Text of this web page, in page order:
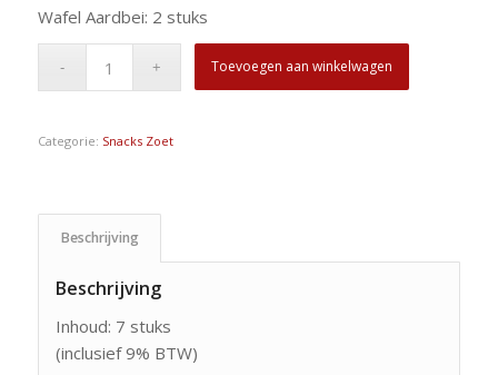
Wafel Aardbei: 2 stuks
Toevoegen aan winkelwagen
Categorie: Snacks Zoet
Beschrijving
Beschrijving
Inhoud: 7 stuks
(inclusief 9% BTW)